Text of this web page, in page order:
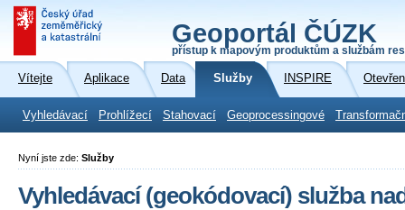
Geoportál ČÚZK
přístup k mapovým produktům a službám
Vítejte Aplikace Data Služby INSPIRE
Vyhledávací Prohlížecí Stahovací Geoprocessingové
Nyní jste zde: Služby
Vyhledávací (geokódovací) služba